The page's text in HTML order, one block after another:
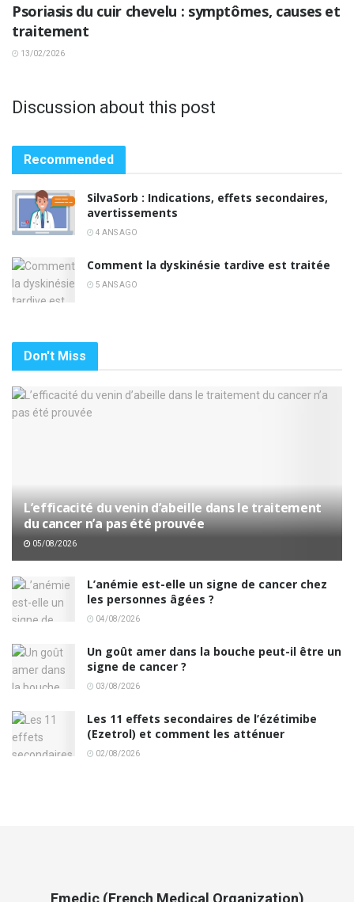
Psoriasis du cuir chevelu : symptômes, causes et
traitement
13/02/2026
Discussion about this post
Recommended
SilvaSorb : Indications, effets secondaires,
avertissements
4 ANS AGO
Comment la dyskinésie tardive est traitée
5 ANS AGO
Don't Miss
L’efficacité du venin d’abeille dans le traitement
du cancer n’a pas été prouvée
05/08/2026
L’anémie est-elle un signe de cancer chez
les personnes âgées ?
04/08/2026
Un goût amer dans la bouche peut-il être un
signe de cancer ?
03/08/2026
Les 11 effets secondaires de l’ézétimibe
(Ezetrol) et comment les atténuer
02/08/2026
Fmedic (French Medical Organization)